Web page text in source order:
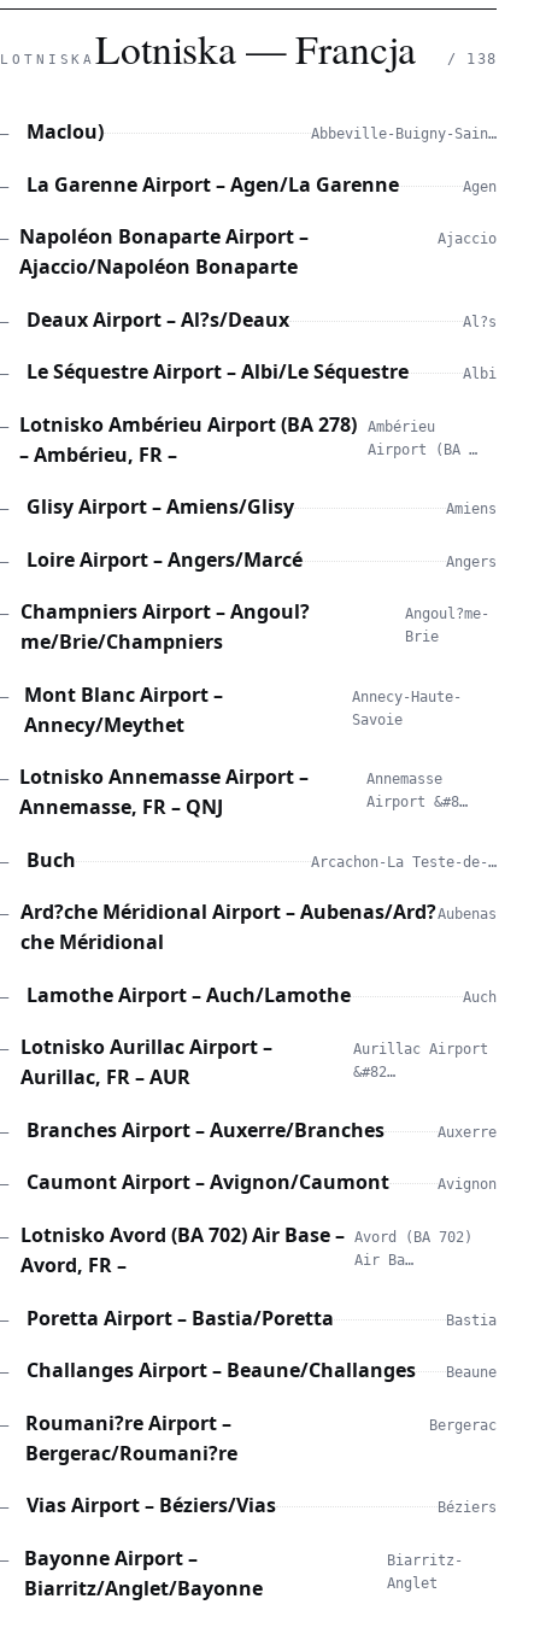
LOTNISKALotniska — Francja / 138
— Maclou) Abbeville-Buigny-Sain…
— La Garenne Airport – Agen/La Garenne Agen
—
Napoléon Bonaparte Airport –
Ajaccio/Napoléon Bonaparte
Ajaccio
— Deaux Airport – Al?s/Deaux Al?s
— Le Séquestre Airport – Albi/Le Séquestre Albi
—
Lotnisko Ambérieu Airport (BA 278)
– Ambérieu, FR –
Ambérieu
Airport (BA …
— Glisy Airport – Amiens/Glisy Amiens
— Loire Airport – Angers/Marcé Angers
—
Champniers Airport – Angoul?
me/Brie/Champniers
Angoul?me-
Brie
—
Mont Blanc Airport –
Annecy/Meythet
Annecy-Haute-
Savoie
—
Lotnisko Annemasse Airport –
Annemasse, FR – QNJ
Annemasse
Airport &#8…
— Buch Arcachon-La Teste-de-…
—
Ard?che Méridional Airport – Aubenas/Ard?
che Méridional
Aubenas
— Lamothe Airport – Auch/Lamothe Auch
—
Lotnisko Aurillac Airport –
Aurillac, FR – AUR
Aurillac Airport
&#82…
— Branches Airport – Auxerre/Branches Auxerre
— Caumont Airport – Avignon/Caumont Avignon
—
Lotnisko Avord (BA 702) Air Base –
Avord, FR –
Avord (BA 702)
Air Ba…
— Poretta Airport – Bastia/Poretta Bastia
— Challanges Airport – Beaune/Challanges Beaune
—
Roumani?re Airport –
Bergerac/Roumani?re
Bergerac
— Vias Airport – Béziers/Vias Béziers
—
Bayonne Airport –
Biarritz/Anglet/Bayonne
Biarritz-
Anglet